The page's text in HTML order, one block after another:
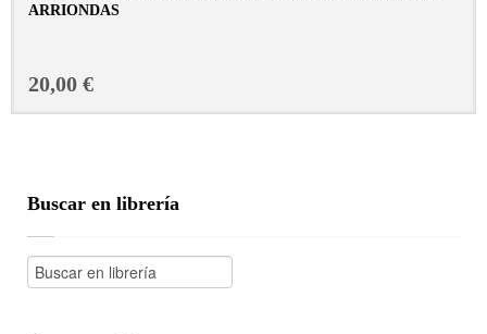
ARRIONDAS
20,00 €
Buscar en librería